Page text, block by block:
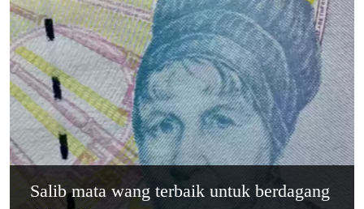
Salib mata wang terbaik untuk berdagang